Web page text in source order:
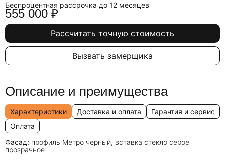
Беспроцентная рассрочка до 12 месяцев
555 000 ₽
Рассчитать точную стоимость
Вызвать замерщика
Описание и преимущества
Характеристики Доставка и оплата
Гарантия и сервис
Оплата
Фасад: профиль Метро черный, вставка стекло серое
прозрачное